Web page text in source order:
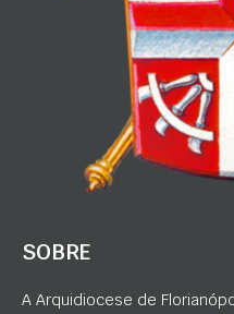
SOBRE
A Arquidiocese de